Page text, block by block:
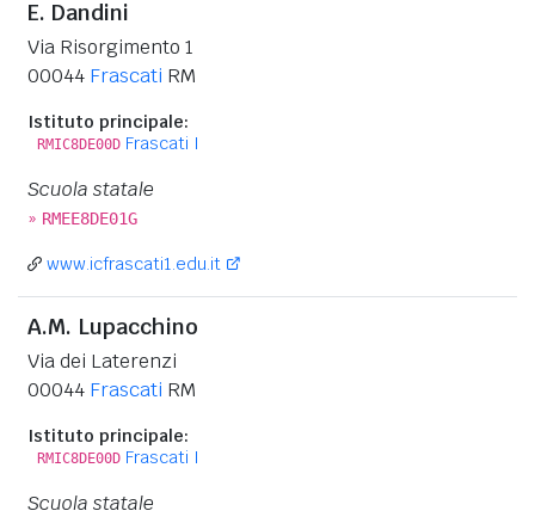
E. Dandini
Via Risorgimento 1
00044 Frascati RM
Istituto principale:
RMIC8DE00D Frascati I
Scuola statale
» RMEE8DE01G
www.icfrascati1.edu.it
A.M. Lupacchino
Via dei Laterenzi
00044 Frascati RM
Istituto principale:
RMIC8DE00D Frascati I
Scuola statale